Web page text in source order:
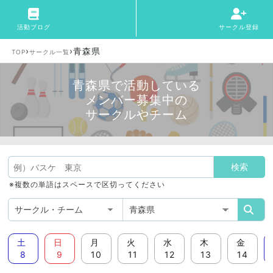
活動ブログ サークル登録
TOP›サークル一覧 ›青森県
青森県で活動している
メンバー募集中の
サークルやチーム
※複数の単語はスペースで区切ってください
土
8
日
9
月
10
火
11
水
12
木
13
金
14